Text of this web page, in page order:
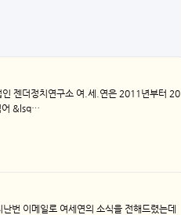
젠더정치연구소 여.세.연은 2011년부터 20
어 &lsq…
번 이메일로 여세연의 소식을 전해드렸는데